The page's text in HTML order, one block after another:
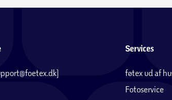
Services
føtex ud af
Fotoservice